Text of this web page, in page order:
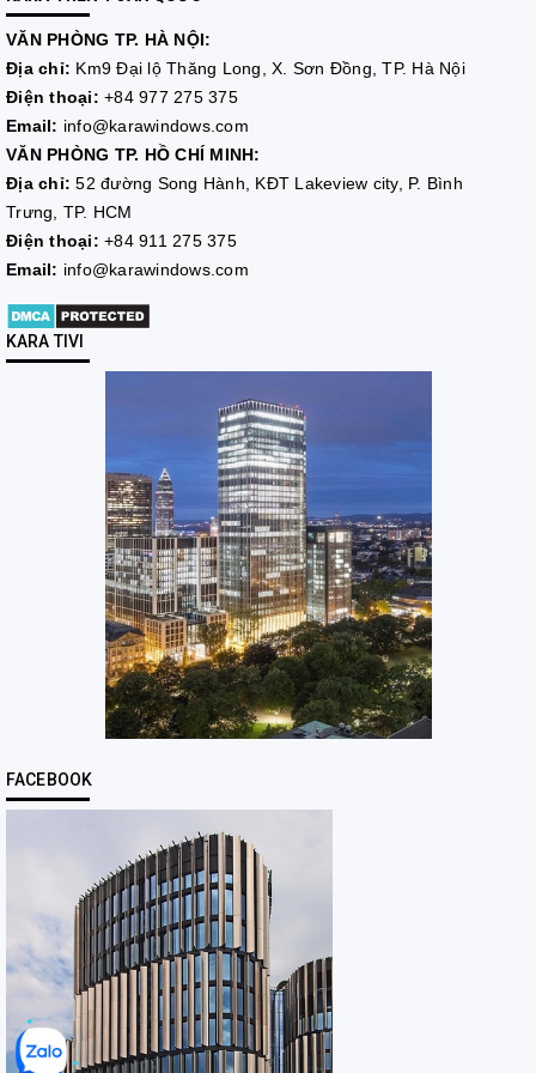
VĂN PHÒNG TP. HÀ NỘI:
Địa chỉ: Km9 Đại lộ Thăng Long, X. Sơn Đồng, TP. Hà Nội
Điện thoại: +84 977 275 375
Email: info@karawindows.com
VĂN PHÒNG TP. HỒ CHÍ MINH:
Địa chỉ:52 đường Song Hành, KĐT Lakeview city, P. Bình
Trưng, TP. HCM
Điện thoại: +84 911 275 375
Email: info@karawindows.com
KARA TIVI
FACEBOOK